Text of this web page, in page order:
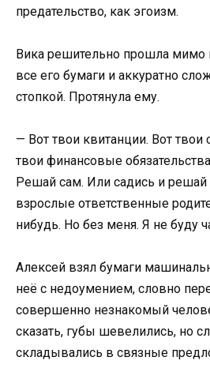
предательство, как эгоизм.
Вика решительно прошла мимо
все его бумаги и аккуратно
стопкой. Протянула ему.
— Вот твои квитанции. Вот твои
твои финансовые
Решай сам. Или садись и решай
взрослые ответственные
нибудь. Но без меня. Я не буду
Алексей взял бумаги
неё с недоумением, словно
совершенно незнакомый
сказать, губы шевелились, но
складывались в связные